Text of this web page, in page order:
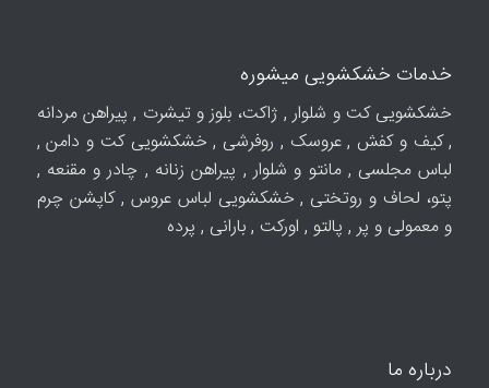
خدمات خشکشویی میشوره
خشکشویی کت و شلوار , ژاکت، بلوز و تیشرت , پیراهن مردانه
, کیف و کفش , عروسک , روفرشی , خشکشویی کت و دامن ,
لباس مجلسی , مانتو و شلوار , پیراهن زنانه , چادر و مقنعه ,
پتو، لحاف و روتختی , خشکشویی لباس عروس , کاپشن چرم
و معمولی و پر , پالتو , اورکت , بارانی , پرده
درباره ما